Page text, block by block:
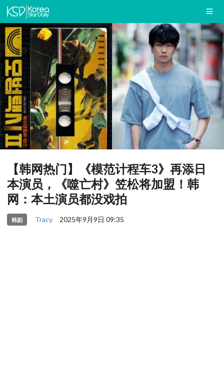
【韩网热门】《模范计程车3》再添日
本演员，《噬亡村》笠松将加盟！韩
网：本土演员都没戏拍
韩剧 Tracy 2025年9月9日 09:35